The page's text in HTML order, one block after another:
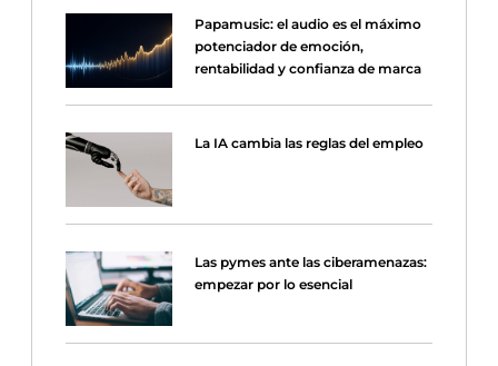
Papamusic: el audio es el máximo
potenciador de emoción,
rentabilidad y confianza de marca
La IA cambia las reglas del empleo
Las pymes ante las ciberamenazas:
empezar por lo esencial